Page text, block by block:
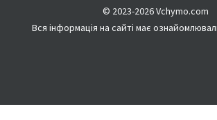
© 2023-2026 Vchymo.com
Вся інформація на сайті має